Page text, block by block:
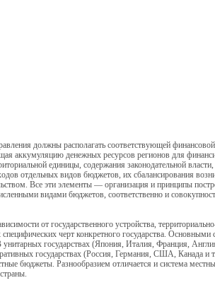
должны располагать соответствующей
аккумуляцию денежных ресурсов регионов для
единицы, содержания законодательной власти,
отдельных видов бюджетов, их сбалансирования
Все эти элементы — организация и принципы
видами бюджетов, соответственно и
от государственного устройства,
черт конкретного государства. Основными
государствах (Япония, Италия, Франция,
государствах (Россия, Германия, США, Канада и
бюджеты. Разнообразием отличается и система